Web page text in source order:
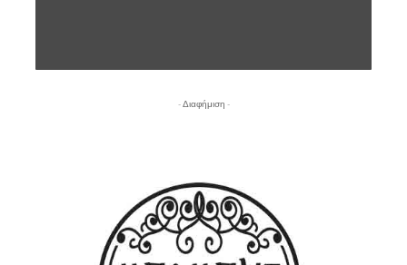
- Διαφήμιση -